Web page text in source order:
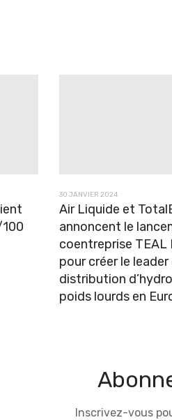
30 JANVIER 2024
Air Liquide et
annoncent le
coentreprise
pour créer le leader
distribution
poids lourds en
Inscrivez-vous